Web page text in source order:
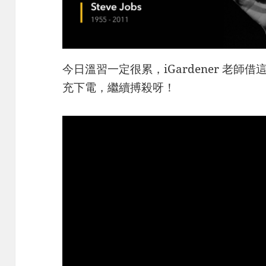
今日溫習一定很累，iGardener 老師借
充下電，繼續搏殺呀！